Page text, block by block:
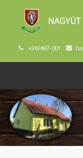
+36/497-001